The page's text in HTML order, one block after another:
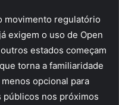
movimento regulatório
exigem o uso de Open
estados começam
torna a familiaridade
opcional para
nos próximos